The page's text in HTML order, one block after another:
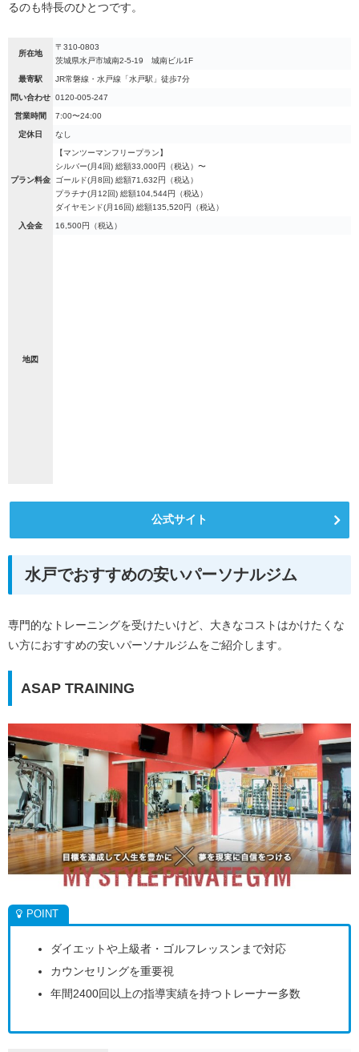
るのも特長のひとつです。
所在地
〒310-0803
茨城県水戸市城南2-5-19 城南ビル1F
最寄駅 JR常磐線・水戸線「水戸駅」徒歩7分
問い合わせ 0120-005-247
営業時間 7:00〜24:00
定休日 なし
プラン料金
【マンツーマンフリープラン】
シルバー(月4回) 総額33,000円（税込）〜
ゴールド(月8回) 総額71,632円（税込）
プラチナ(月12回) 総額104,544円（税込）
ダイヤモンド(月16回) 総額135,520円（税込）
入会金 16,500円（税込）
地図
公式サイト
水戸でおすすめの安いパーソナルジム
専門的なトレーニングを受けたいけど、大きなコストはかけたくな
い方におすすめの安いパーソナルジムをご紹介します。
ASAP TRAINING
ダイエットや上級者・ゴルフレッスンまで対応
カウンセリングを重要視
年間2400回以上の指導実績を持つトレーナー多数